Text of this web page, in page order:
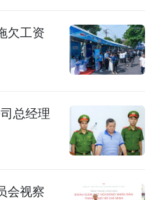
欠工资
总经理
会视察